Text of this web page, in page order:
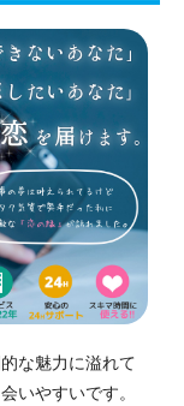
な魅力に溢れて
いやすいです。